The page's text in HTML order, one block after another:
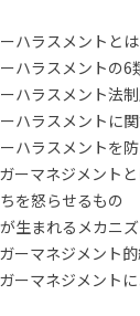
ハラスメントとは
ハラスメントの6
ハラスメント法
ハラスメントに
ハラスメントを
ーマネジメント
を怒らせるもの
生まれるメカニ
ーマネジメント
ーマネジメント